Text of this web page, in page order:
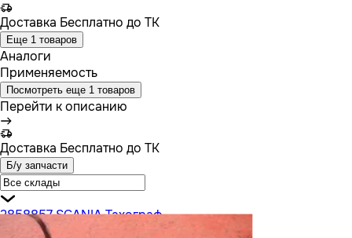
Доставка Бесплатно до ТК
Еще 1 товаров
Аналоги
Применяемость
Посмотреть еще 1 товаров
Перейти к описанию
Доставка Бесплатно до ТК
Б/у запчасти
2858857 SCANIA Тахограф